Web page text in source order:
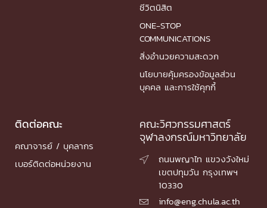
ชีวิตนิสิต
ONE-STOP
COMMUNICATIONS
สิ่งอำนวยความสะดวก
นโยบายคุ้มครองข้อมูลส่วน
บุคคล และการใช้คุกกี้
ติดต่อคณะ
คณาจารย์ / บุคลากร
เบอร์ติดต่อหน่วยงาน
คณะวิศวกรรมศาสตร์
จุฬาลงกรณ์มหาวิทยาลัย

ถนนพญาไท แขวงวังใหม่
เขตปทุมวัน กรุงเทพฯ
10330
 info@eng.chula.ac.th